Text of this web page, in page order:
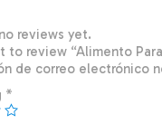
reviews yet.
review “Alimento Para
de correo electrónico
*